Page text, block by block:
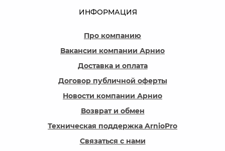
ИНФОРМАЦИЯ
Про компанию
Вакансии компании Арнио
Доставка и оплата
Договор публичной оферты
Новости компании Арнио
Возврат и обмен
Техническая поддержка ArnioPro
Связаться с нами